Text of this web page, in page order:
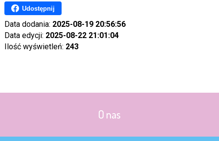
Udostępnij
Data dodania: 2025-08-19 20:56:56
Data edycji: 2025-08-22 21:01:04
Ilość wyświetleń: 243
O nas